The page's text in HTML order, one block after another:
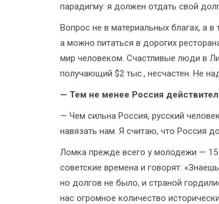
парадигму: я должен отдать свой
Вопрос не в материальных благах, а
а можно питаться в дорогих
мир человеком. Счастливые люди в
получающий $2 тыс., несчастен. Не
— Тем не менее Россия
— Чем сильна Россия, русский
навязать нам. Я считаю, что Россия
Ломка прежде всего у молодежи — 15
советские времена и говорят:
но долгов не было, и страной
нас огромное количество